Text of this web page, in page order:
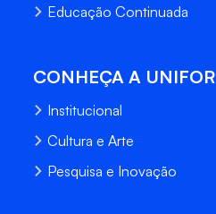
Educação Continuada
CONHEÇA A UNIFOR
Institucional
Cultura e Arte
Pesquisa e Inovação